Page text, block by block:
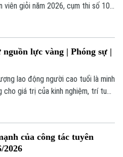
viên giỏi năm 2026, cụm thi số 10
từ các đơn vị trong cụm.
lực vàng | Phóng sự |
lao động người cao tuổi là minh
cho giá trị của kinh nghiệm, trí tuệ
cảm hứng về tinh thần lao động
Họ chính là những “cây cao bóng
của công tác tuyên
2026